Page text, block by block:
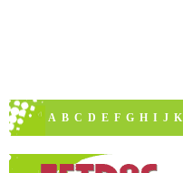
A B C D E F G H I J K